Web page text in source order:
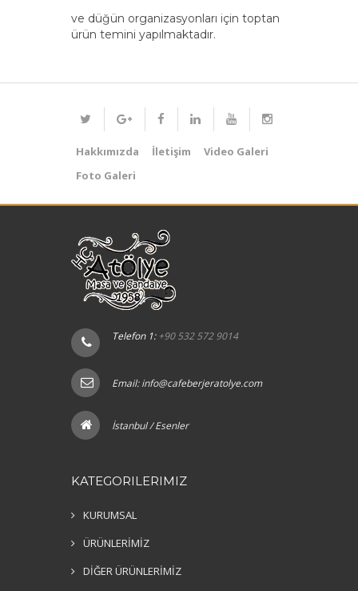
ve düğün organizasyonları için toptan
ürün temini yapılmaktadır.
Hakkımızda İletişim
Video Galeri
Foto Galeri
Telefon 1: +90 532 572 9014
Email:info@cafeberjeratolye.com
İstanbul / Esenler
KATEGORILERIMIZ
KURUMSAL
ÜRÜNLERİMİZ
DİĞER ÜRÜNLERİMİZ